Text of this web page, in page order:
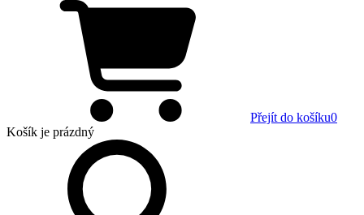
Přejít do košíku0
Košík je prázdný